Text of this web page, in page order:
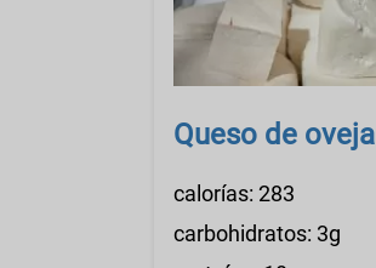
Queso de oveja
calorías: 283
carbohidratos: 3g